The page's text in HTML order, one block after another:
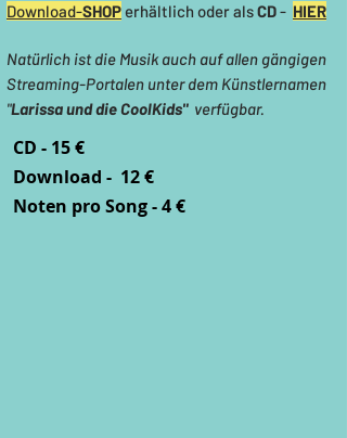
Download-SHOP erhältlich oder alsCD- HIER
Natürlich ist die Musik auch auf allen gängigen
Streaming-Portalen unter dem Künstlernamen
"Larissa und die CoolKids"verfügbar.
CD - 15 €
Download - 12 €
Noten pro Song - 4 €